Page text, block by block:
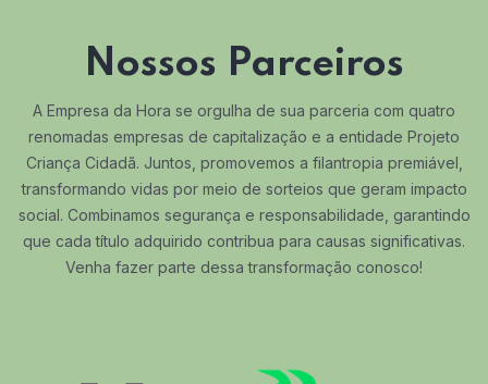
Nossos Parceiros
A Empresa da Hora se orgulha de sua parceria com quatro
renomadas empresas de capitalização e a entidade Projeto
Criança Cidadã. Juntos, promovemos a filantropia premiável,
transformando vidas por meio de sorteios que geram impacto
social. Combinamos segurança e responsabilidade, garantindo
que cada título adquirido contribua para causas significativas.
Venha fazer parte dessa transformação conosco!